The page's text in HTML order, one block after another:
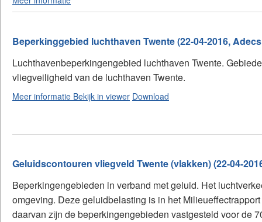
Beperkinggebied luchthaven Twente (22-04-2016,
Luchthavenbeperkingengebied luchthaven Twente.
vliegveiligheid van de luchthaven Twente.
Meer informatie Bekijk in viewer Download
Geluidscontouren vliegveld Twente (vlakken) (22-04-
Beperkingengebieden in verband met geluid. Het
omgeving. Deze geluidbelasting is in het
daarvan zijn de beperkingengebieden vastgesteld voor de